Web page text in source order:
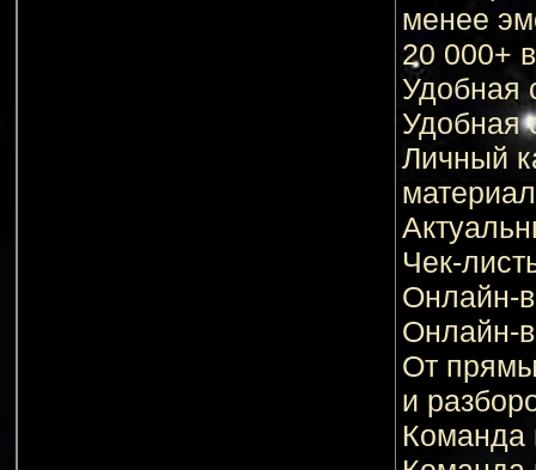
мeнee
20 000+
Удобная
Удобная
Личный
Чек-
Онлайн-
Онлайн-
От
и
Команда